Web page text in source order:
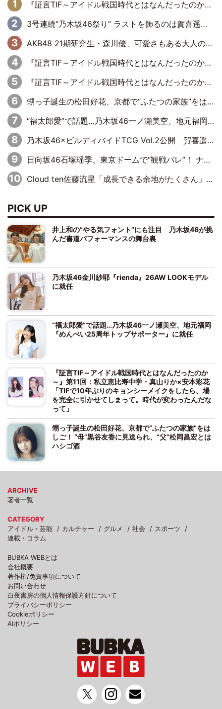
『証言TIF～アイドル戦国時代とはなんだったのか～』第6回：でんぱ組.inc・古川未鈴×相沢梨紗「『ハロプロやりたかったな』って言ったら、夢眠ねむさんに『てめえはでんぱ組．incなんだよ！』って肩パンされて(笑)」
3号連続“乃木坂46祭り” ラストを飾るのは賀喜遥香…5年ぶりの登場に「5年分大人になった私を見ていただけたら」
AKB48 21期研究生・森川優、可愛さもある大人の女性に
『証言TIF～アイドル戦国時代とはなんだったのか～』第11回：私立恵比寿中学・真山りか×安本彩花「TIFで10年ぶりのキョンシーメイクをしたら、場を完全に引かせてしまって。時代が変わったんだなって」
『証言TIF～アイドル戦国時代とはなんだったのか～』第10回：さくら学院・武藤彩未×飯田らうら「正直、中3で辞めるというのを信じてなくて。そう言われてはいたけど、嘘でしょって」
甥っ子誕生の松田好花、京都で“ふたつの家族”をはしご！ “母”黒谷友香に見送られ、“父”松岡昌宏とはハシゴ酒
“福太郎愛”で話題…乃木坂46一ノ瀬美空、地元福岡『めんべい25周年トップサポーター』に就任
乃木坂46×ビルディバイドTCG Vol.2公開 賀喜遥香＆田村真佑が『京まふ』ステージに登壇
日向坂46石塚瑶季、東京ドームで“観戦バレ”！ ナイツ・塙も認めた「巨人に詳しすぎるアイドル」は元VENUSスクール生で杉内コーチ推し⁉
Cloud ten佐藤流星「成長できる余地がたくさん」、本田高優「何度見ても飽きない公演に」
PICK UP
井上和の“やる気フォント”にも注目 乃木坂46が挑
んだ書道パフォーマンスの舞台裏
乃木坂46金川紗耶『rienda』26AW LOOKモデル
に就任
“福太郎愛”で話題…乃木坂46一ノ瀬美空、地元福岡
『めんべい25周年トップサポーター』に就任
『証言TIF～アイドル戦国時代とはなんだったのか
～』第11回：私立恵比寿中学・真山りか×安本彩花
「TIFで10年ぶりのキョンシーメイクをしたら、場
を完全に引かせてしまって。時代が変わったんだな
って」
甥っ子誕生の松田好花、京都で“ふたつの家族”をは
しご！ “母”黒谷友香に見送られ、“父”松岡昌宏とは
ハシゴ酒
ARCHIVE
著者一覧
CATEGORY
アイドル・芸能
カルチャー グルメ 社会
スポーツ
連載・コラム
BUBKA WEBとは
会社概要
著作権/免責事項について
お問い合わせ
白夜書房の個人情報保護方針について
プライバシーポリシー
Cookieポリシー
AIポリシー